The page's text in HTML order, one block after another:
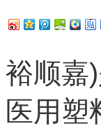
裕顺嘉
医用塑